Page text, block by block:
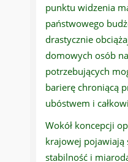
punktu widzenia
państwowego
drastycznie
domowych osób
potrzebujących
barierę chroniącą
ubóstwem i
Wokół koncepcji
krajowej pojawiają
stabilność i